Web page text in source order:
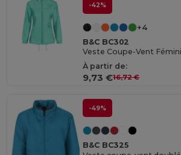
-42%
+4
B&C BC302
Veste Coupe-Vent
À partir de:
9,73 €16,72 €
-49%
B&C BC325